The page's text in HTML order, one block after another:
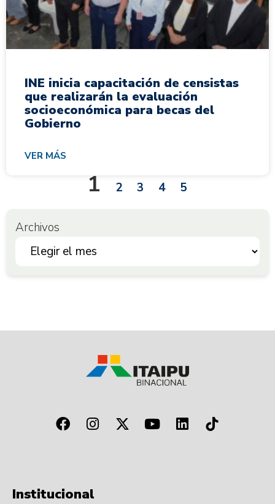
INE inicia capacitación de censistas
que realizarán la evaluación
socioeconómica para becas del
Gobierno
VER MÁS
1 2 3 4 5
Archivos
Institucional